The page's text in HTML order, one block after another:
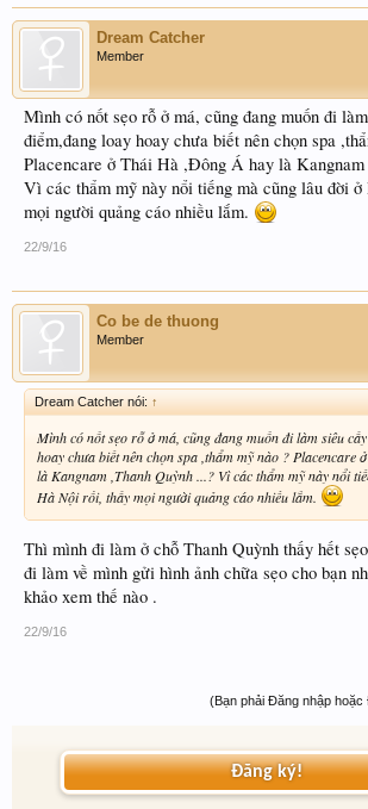
Dream Catcher
Member
Mình có nốt sẹo rỗ ở má, cũng đang muốn đi
điểm,đang loay hoay chưa biết nên chọn spa
Placencare ở Thái Hà ,Đông Á hay là
Vì các thẩm mỹ này nổi tiếng mà cũng lâu đời
mọi người quảng cáo nhiều lắm.
22/9/16
Co be de thuong
Member
Dream Catcher nói: ↑
Mình có nốt sẹo rỗ ở má, cũng đang muốn đi làm siêu
hoay chưa biết nên chọn spa ,thẩm mỹ nào ? Placencare
là Kangnam ,Thanh Quỳnh ...? Vì các thẩm mỹ này nổi
Hà Nội rồi, thấy mọi người quảng cáo nhiều lắm.
Thì mình đi làm ở chỗ Thanh Quỳnh thấy hết
đi làm về mình gửi hình ảnh chữa sẹo cho bạn
khảo xem thế nào .
22/9/16
(Bạn phải Đăng nhập
Đăng ký!